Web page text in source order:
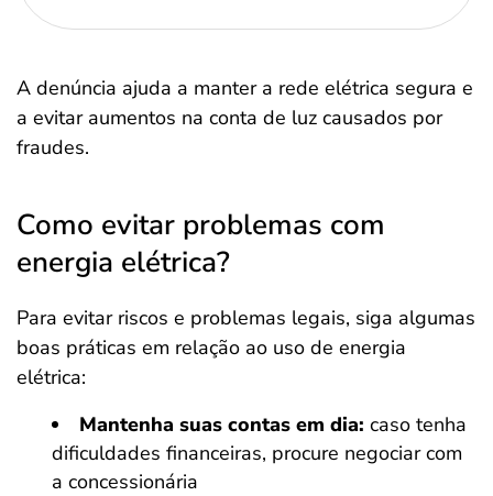
A denúncia ajuda a manter a rede elétrica segura e
a evitar aumentos na conta de luz causados por
fraudes.
Como evitar problemas com
energia elétrica?
Para evitar riscos e problemas legais, siga algumas
boas práticas em relação ao uso de energia
elétrica:
Mantenha suas contas em dia: caso tenha
dificuldades financeiras, procure negociar com
a concessionária